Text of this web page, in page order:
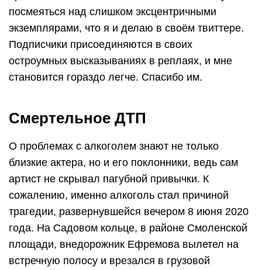
посмеяться над слишком эксцентричными
экземплярами, что я и делаю в своём твиттере.
Подписчики присоединяются в своих
остроумных высказываниях в реплаях, и мне
становится гораздо легче. Спасибо им.
Смертельное ДТП
О проблемах с алкоголем знают не только
близкие актера, но и его поклонники, ведь сам
артист не скрывал пагубной привычки. К
сожалению, именно алкоголь стал причиной
трагедии, развернувшейся вечером 8 июня 2020
года. На Садовом кольце, в районе Смоленской
площади, внедорожник Ефремова вылетел на
встречную полосу и врезался в грузовой